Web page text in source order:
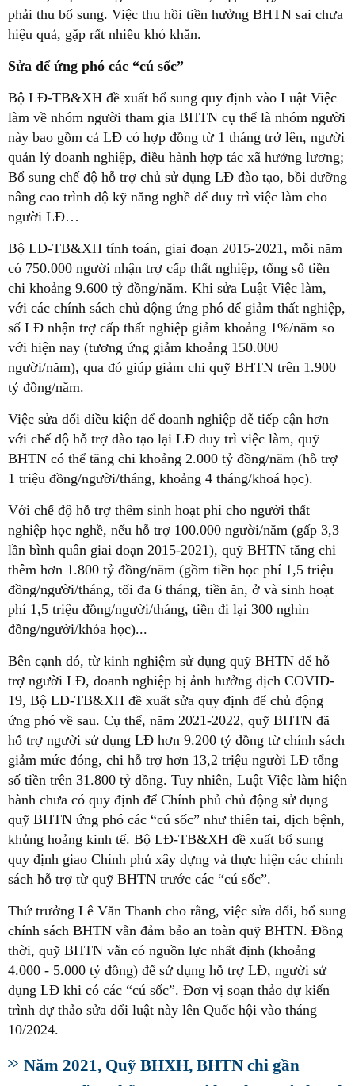
phải thu bổ sung. Việc thu hồi tiền hưởng BHTN sai chưa
hiệu quả, gặp rất nhiều khó khăn.
Sửa để ứng phó các “cú sốc”
Bộ LĐ-TB&XH đề xuất bổ sung quy định vào Luật Việc
làm về nhóm người tham gia BHTN cụ thể là nhóm người
này bao gồm cả LĐ có hợp đồng từ 1 tháng trở lên, người
quản lý doanh nghiệp, điều hành hợp tác xã hưởng lương;
Bổ sung chế độ hỗ trợ chủ sử dụng LĐ đào tạo, bồi dưỡng
nâng cao trình độ kỹ năng nghề để duy trì việc làm cho
người LĐ…
Bộ LĐ-TB&XH tính toán, giai đoạn 2015-2021, mỗi năm
có 750.000 người nhận trợ cấp thất nghiệp, tổng số tiền
chi khoảng 9.600 tỷ đồng/năm. Khi sửa Luật Việc làm,
với các chính sách chủ động ứng phó để giảm thất nghiệp,
số LĐ nhận trợ cấp thất nghiệp giảm khoảng 1%/năm so
với hiện nay (tương ứng giảm khoảng 150.000
người/năm), qua đó giúp giảm chi quỹ BHTN trên 1.900
tỷ đồng/năm.
Việc sửa đổi điều kiện để doanh nghiệp dễ tiếp cận hơn
với chế độ hỗ trợ đào tạo lại LĐ duy trì việc làm, quỹ
BHTN có thể tăng chi khoảng 2.000 tỷ đồng/năm (hỗ trợ
1 triệu đồng/người/tháng, khoảng 4 tháng/khoá học).
Với chế độ hỗ trợ thêm sinh hoạt phí cho người thất
nghiệp học nghề, nếu hỗ trợ 100.000 người/năm (gấp 3,3
lần bình quân giai đoạn 2015-2021), quỹ BHTN tăng chi
thêm hơn 1.800 tỷ đồng/năm (gồm tiền học phí 1,5 triệu
đồng/người/tháng, tối đa 6 tháng, tiền ăn, ở và sinh hoạt
phí 1,5 triệu đồng/người/tháng, tiền đi lại 300 nghìn
đồng/người/khóa học)...
Bên cạnh đó, từ kinh nghiệm sử dụng quỹ BHTN để hỗ
trợ người LĐ, doanh nghiệp bị ảnh hưởng dịch COVID-
19, Bộ LĐ-TB&XH đề xuất sửa quy định để chủ động
ứng phó về sau. Cụ thể, năm 2021-2022, quỹ BHTN đã
hỗ trợ người sử dụng LĐ hơn 9.200 tỷ đồng từ chính sách
giảm mức đóng, chi hỗ trợ hơn 13,2 triệu người LĐ tổng
số tiền trên 31.800 tỷ đồng. Tuy nhiên, Luật Việc làm hiện
hành chưa có quy định để Chính phủ chủ động sử dụng
quỹ BHTN ứng phó các “cú sốc” như thiên tai, dịch bệnh,
khủng hoảng kinh tế. Bộ LĐ-TB&XH đề xuất bổ sung
quy định giao Chính phủ xây dựng và thực hiện các chính
sách hỗ trợ từ quỹ BHTN trước các “cú sốc”.
Thứ trưởng Lê Văn Thanh cho rằng, việc sửa đổi, bổ sung
chính sách BHTN vẫn đảm bảo an toàn quỹ BHTN. Đồng
thời, quỹ BHTN vẫn có nguồn lực nhất định (khoảng
4.000 - 5.000 tỷ đồng) để sử dụng hỗ trợ LĐ, người sử
dụng LĐ khi có các “cú sốc”. Đơn vị soạn thảo dự kiến
trình dự thảo sửa đổi luật này lên Quốc hội vào tháng
10/2024.
Năm 2021, Quỹ BHXH, BHTN chi gần